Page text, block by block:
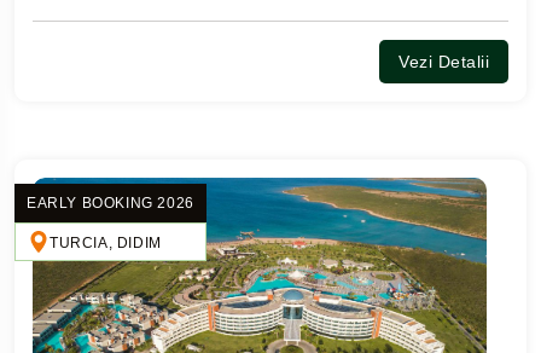
Vezi Detalii
EARLY BOOKING 2026
TURCIA, DIDIM